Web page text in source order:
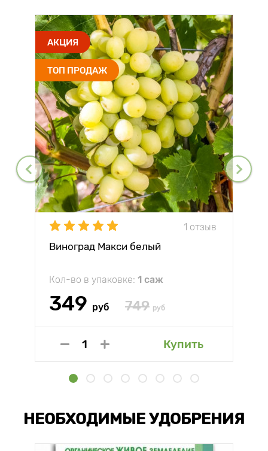
АКЦИЯ
ТОП ПРОДАЖ
1 отзыв
Виноград Макси белый
Кол-во в упаковке: 1 саж
349 руб 749 руб
Купить
НЕОБХОДИМЫЕ УДОБРЕНИЯ